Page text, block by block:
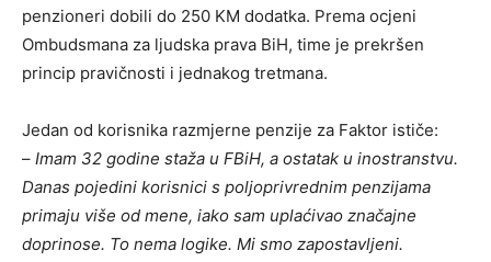
penzioneri dobili do 250 KM dodatka. Prema ocjeni
Ombudsmana za ljudska prava BiH, time je prekršen
princip pravičnosti i jednakog tretmana.
Jedan od korisnika razmjerne penzije za Faktor ističe:
– Imam 32 godine staža u FBiH, a ostatak u inostranstvu.
Danas pojedini korisnici s poljoprivrednim penzijama
primaju više od mene, iako sam uplaćivao značajne
doprinose. To nema logike. Mi smo zapostavljeni.